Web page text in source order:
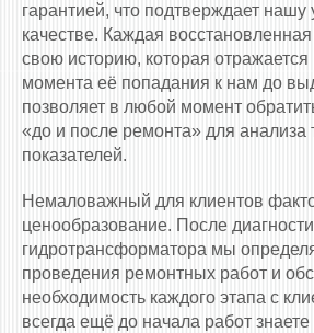
гарантией, что подтверждает нашу
качестве. Каждая
свою историю, которая
момента её попадания к нам до
позволяет в любой момент
«до и после ремонта» для анализа
показателей.
Немаловажный для клиентов
ценообразование. После
гидротрансформатора мы
проведения ремонтных работ и
необходимость каждого этапа с
всегда ещё до начала работ знаете